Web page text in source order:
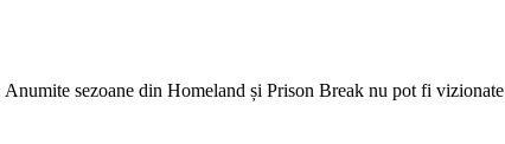
sezoane din Homeland și Prison Break nu pot fi vizionate